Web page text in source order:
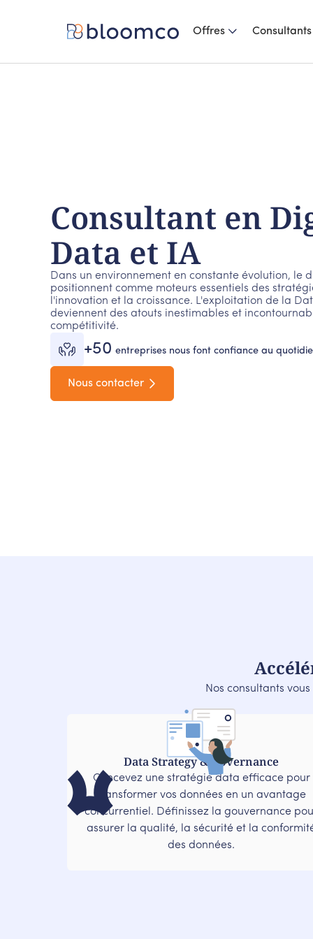
Offres Consultants
Consultant en
Data et IA
Dans un environnement en constante évolution, le
positionnent comme moteurs essentiels des
l'innovation et la croissance. L'exploitation de la
deviennent des atouts inestimables et
compétitivité.
+50 entreprises nous font confiance au
Nous contacter
Nos consultants
Data Strategy & Governance
Concevez une stratégie data efficace pour
transformer vos données en un avantage
concurrentiel. Définissez la gouvernance
assurer la qualité, la sécurité et la
des données.